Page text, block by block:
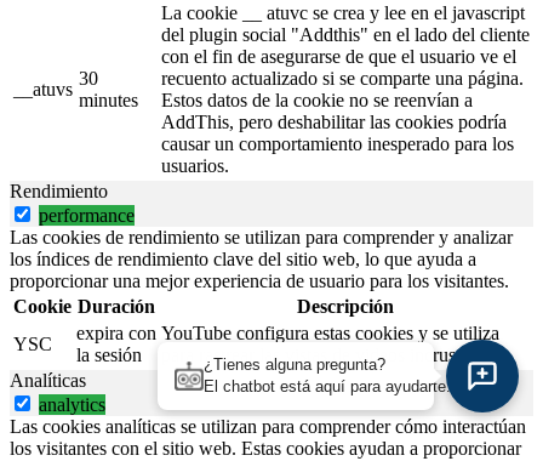
__atuvs
30
minutes
La cookie __ atuvc se crea y lee en el javascript
del plugin social "Addthis" en el lado del cliente
con el fin de asegurarse de que el usuario ve el
recuento actualizado si se comparte una página.
Estos datos de la cookie no se reenvían a
AddThis, pero deshabilitar las cookies podría
causar un comportamiento inesperado para los
usuarios.
Rendimiento
performance
Las cookies de rendimiento se utilizan para comprender y analizar
los índices de rendimiento clave del sitio web, lo que ayuda a
proporcionar una mejor experiencia de usuario para los visitantes.
Cookie Duración
Descripción
YSC
expira con
la sesión
YouTube configura estas cookies y se utiliza
para rastrear las vistas de videos incrustados.
Analíticas
analytics
Las cookies analíticas se utilizan para comprender cómo interactúan
los visitantes con el sitio web. Estas cookies ayudan a proporcionar
¿Tienes alguna pregunta?
El chatbot está aquí para ayudarte.